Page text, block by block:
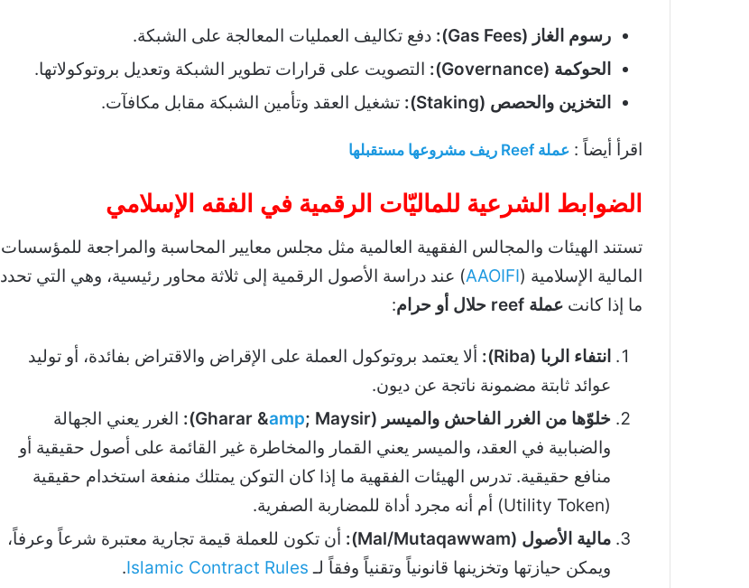
رسوم الغاز (Gas Fees):
دفع تكاليف العمليات المعالجة على الشبكة.
الحوكمة (Governance):
التصويت على قرارات تطوير الشبكة وتعديل بروتوكولاتها.
التخزين والحصص (Staking):
تشغيل العقد وتأمين الشبكة مقابل مكافآت.
اقرأ أيضاً : عملة Reef ريف مشروعها مستقبلها
الضوابط الشرعية للماليّات الرقمية في الفقه الإسلامي
تستند الهيئات والمجالس الفقهية العالمية مثل مجلس معايير المحاسبة والمراجعة للمؤسسات
المالية الإسلامية (AAOIFI) عند دراسة الأصول الرقمية إلى ثلاثة محاور رئيسية، وهي التي تحدد
ما إذا كانت عملة reef حلال أو حرام :
انتفاء الربا (Riba):
ألا يعتمد بروتوكول العملة على الإقراض والاقتراض بفائدة، أو توليد
عوائد ثابتة مضمونة ناتجة عن ديون.
خلوّها من الغرر الفاحش والميسر (Gharar &
amp; Maysir):
الغرر يعني الجهالة
والضبابية في العقد، والميسر يعني القمار والمخاطرة غير القائمة على أصول حقيقية أو
منافع حقيقية. تدرس الهيئات الفقهية ما إذا كان التوكن يمتلك منفعة استخدام حقيقية
(Utility Token) أم أنه مجرد أداة للمضاربة الصفرية.
مالية الأصول (Mal/Mutaqawwam):
أن تكون للعملة قيمة تجارية معتبرة شرعاً وعرفاً،
ويمكن حيازتها وتخزينها قانونياً وتقنياً وفقاً لـ Islamic Contract Rules
.